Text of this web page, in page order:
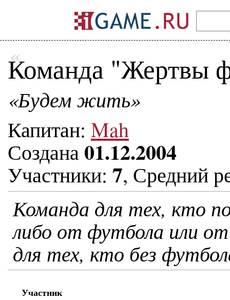
Команда "Жертвы
«Будем жить»
Капитан: Mah
Создана 01.12.2004
Участники: 7, Средний
Команда для тех, кто
либо от футбола или
для тех, кто без
Участник
«